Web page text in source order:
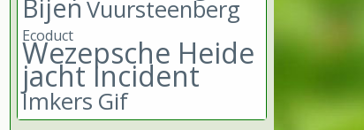
Bijen Vuursteenberg
Ecoduct
Wezepsche Heide
jacht incident
Imkers Gif